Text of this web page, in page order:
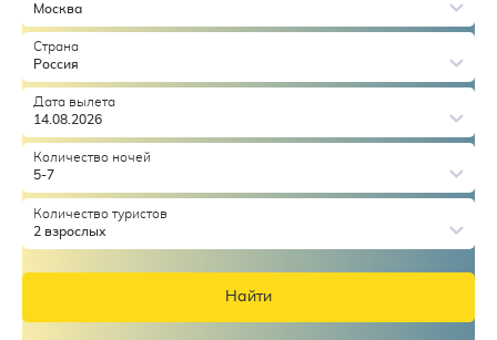
Москва
Страна
Россия
Дата вылета
14.08.2026
Количество ночей
5-7
Количество туристов
2 взрослых
Найти